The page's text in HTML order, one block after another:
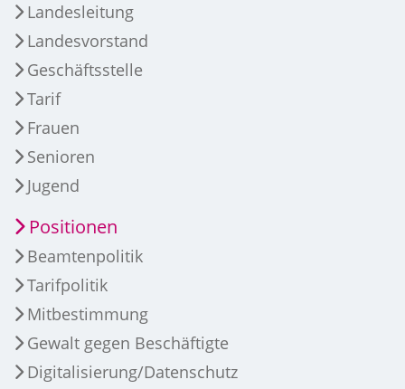
Landesleitung
Landesvorstand
Geschäftsstelle
Tarif
Frauen
Senioren
Jugend
Positionen
Beamtenpolitik
Tarifpolitik
Mitbestimmung
Gewalt gegen Beschäftigte
Digitalisierung/Datenschutz